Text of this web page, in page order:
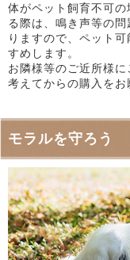
体がペット飼育不可
る際は、鳴き声等の
りますので、ペット
すめします。
お隣様等のご近所様
考えてからの購入をお
モラルを守ろう